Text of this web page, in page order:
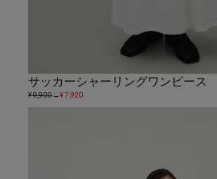
サッカーシャーリングワンピース
¥ 9,900→¥ 7,920